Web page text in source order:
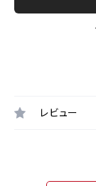
レビュー